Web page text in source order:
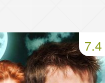
7.4